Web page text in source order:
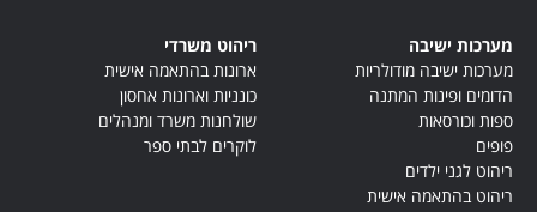
מערכות ישיבה
מערכות ישיבה מודולריות
הדומים ופינות המתנה
ספות וכורסאות
פופים
ריהוט לגני ילדים
ריהוט בהתאמה אישית
ריהוט משרדי
ארונות בהתאמה אישית
כונניות וארונות אחסון
שולחנות משרד ומנהלים
לוקרים לבתי ספר